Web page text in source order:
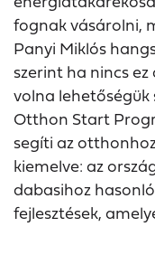
fognak vásárolni,
Panyi Miklós
szerint ha nincs
volna
Otthon Start
segíti az
kiemelve: az
dabasihoz
fejlesztések,